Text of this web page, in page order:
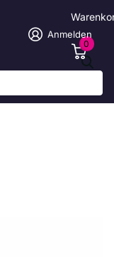
Anmelden
0
Abenteuer-
Figur